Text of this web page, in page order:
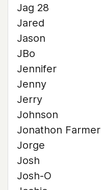
Jag 28
Jared
Jason
JBo
Jennifer
Jenny
Jerry
Johnson
Jonathon Farmer
Jorge
Josh
Josh-O